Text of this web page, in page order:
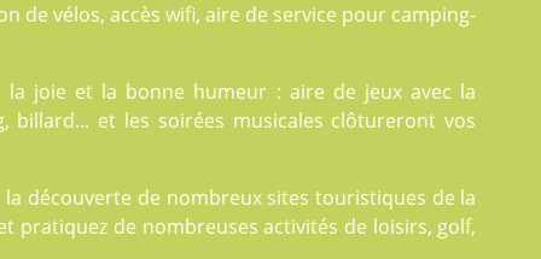
de vélos, accès wifi, aire de service pour camping-
la joie et la bonne humeur : aire de jeux avec la
billard... et les soirées musicales clôtureront vos
découverte de nombreux sites touristiques de la
pratiquez de nombreuses activités de loisirs, golf,